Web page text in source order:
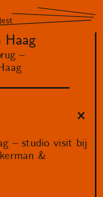
Haag
–
– studio visit bij
&